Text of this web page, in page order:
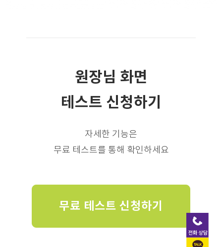
원장님 화면
테스트 신청하기
자세한 기능은
무료 테스트를 통해 확인하세요
무료 테스트 신청하기